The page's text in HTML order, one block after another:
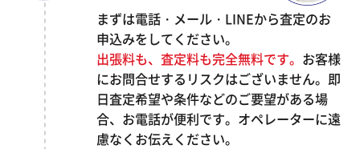
まずは電話・メール・LINEから査定のお
申込みをしてください。
出張料も、査定料も完全無料です。 お客様
にお問合せするリスクはございません。即
日査定希望や条件などのご要望がある場
合、お電話が便利です。オペレーターに遠
慮なくお伝えください。